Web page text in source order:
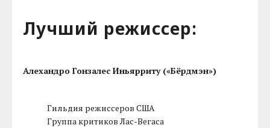
Лучший режиссер:
Алехандро Гонзалес Иньярриту («Бёрдмэн»)
Гильдия режиссеров США
Группа критиков Лас-Вегаса